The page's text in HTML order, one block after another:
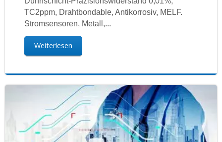
TC2ppm, Drahtbondable, Antikorrosiv, MELF.
Stromsensoren, Metall,...
Weiterlesen